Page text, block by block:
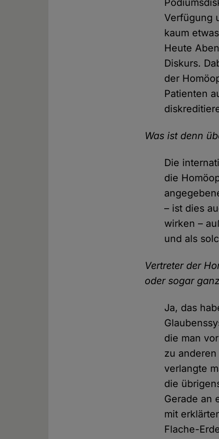
Verfügung
kaum
Heute
Diskurs.
der
Patienten
Was ist denn
Die
die
– ist dies
wirken –
und als
Vertreter der
oder sogar
Ja, das
die man
zu
verlangte
die
Gerade an
mit
Flache-